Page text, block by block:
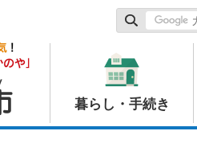
暮らし・手続き